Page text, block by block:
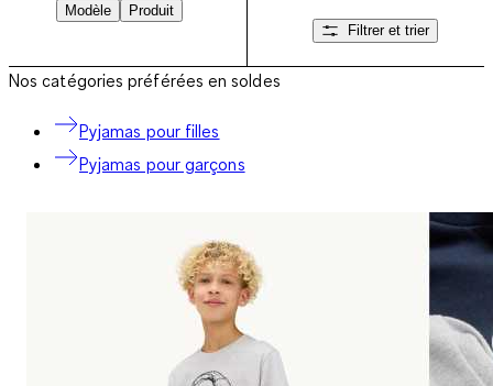
Modèle
Produit
Filtrer et trier
Nos catégories préférées en soldes
Pyjamas pour filles
Pyjamas pour garçons